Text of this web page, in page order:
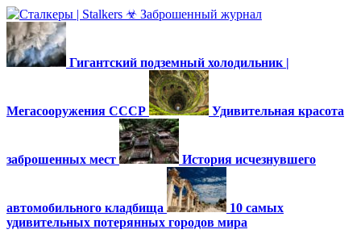
Гигантский подземный холодильник |
Мегасооружения СССР Удивительная красота
заброшенных мест История исчезнувшего
автомобильного кладбища
10 самых
удивительных потерянных городов мира